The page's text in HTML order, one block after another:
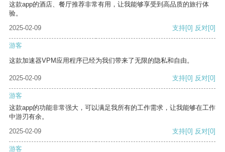
这款app的酒店、餐厅推荐非常有用，让我能够享受到高品质的旅行体
验。
2025-02-09
支持[0] 反对[0]
游客
这款加速器VPM应用程序已经为我们带来了无限的隐私和自由。
2025-02-09 支持[0] 反对[0]
游客
这款app的功能非常强大，可以满足我所有的工作需求，让我能够在工作
中游刃有余。
2025-02-09
支持[0] 反对[0]
游客